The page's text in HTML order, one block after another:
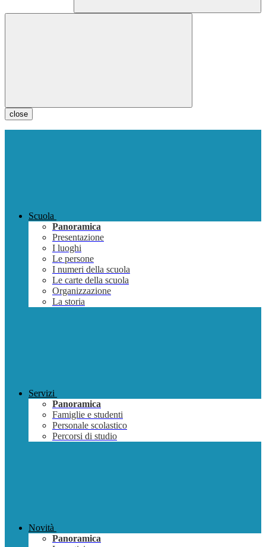
close
Scuola
Panoramica
Presentazione
I luoghi
Le persone
I numeri della scuola
Le carte della scuola
Organizzazione
La storia
Servizi
Panoramica
Famiglie e studenti
Personale scolastico
Percorsi di studio
Novità
Panoramica